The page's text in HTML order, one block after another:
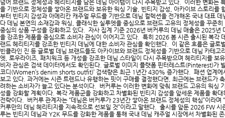
넘어 브랜드 정체성과 헤리티지를 담은 데님 아이템이 다시 주목받고 있다. 이러한 변화는
을 기반으로 정체성을 쌓아온 브랜드와 보유한 워싱 기술, 빈티지 감성, 아카이브 스토리를
부터 빈티지 감성과 아메리칸 캐주얼 무드를 기반으로 데님 컬렉션을 전개해온 국내 대표
다 데님 본연의 소재감과 워싱, 클래식한 실루엣을 중심으로 브랜드 고유의 정체성을 꾸준
중심의 상품 구성을 강화하고 있다. 자사 집계 기준 2026년 버커루의 데님 매출은 2025
을 강조한 제품을 중심으로 소비자 관심이 이어지고 있다. 특히 2026 봄 시즌 출시된 복각
랜드 헤리티지를 강조한 빈티지 데님에 대한 소비자 관심을 확인했다. 이 같은 흐름은 글
빈클라인 진 등 글로벌 데님 브랜드들도 아카이브와 브랜드 정체성을 기반으로 데님 카테
엣, 로우라이즈, 패치워크 등 개성을 강조한 데님 스타일이 다시 주목받으며 헤리티지를
비자 관심은 검색 데이터에서도 확인된다. 글로벌 이미지 플랫폼 핀터레스트(Pinterest)가
코디(Women’s denim shorts outfit)’ 검색량은 최근 1년간 430% 증가했다. 패션 업계에
보고 있다. 과거에는 시즌 트렌드나 유행하는 핏이 구매를 결정했다면, 최근에는 브랜드가
려하는 소비자가 늘고 있다는 분석이다. 버커루는 이러한 변화에 맞춰 브랜드 고유의 워싱
성을 강화할 계획이다. 복각 제품군을 강화하고 차별화된 빈티지 감성을 앞세운 제품을 확
전략이다. 버커루 관계자는 “데님은 버커루가 23년간 쌓아온 브랜드 정체성의 핵심”이라
커루만의 데님 헤리티지를 지속적으로 선보일 것”이라고 말했다. 출시를 앞둔 2026 FW
루는 빈티지 데님과 Y2K 무드를 강화한 제품을 통해 국내 데님 캐주얼 시장에서 차별화된